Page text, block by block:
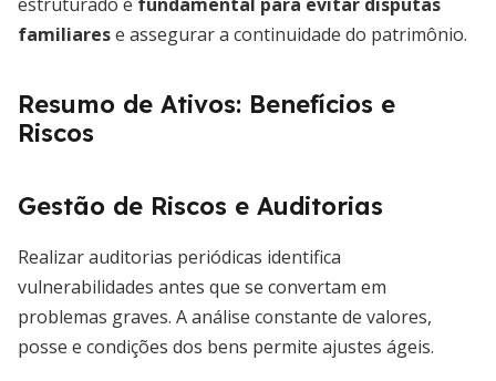
familiarese assegurar a continuidade do patrimônio.
Resumo de Ativos: Benefícios e
Riscos
Gestão de Riscos e Auditorias
Realizar auditorias periódicas identifica
vulnerabilidades antes que se convertam em
problemas graves. A análise constante de valores,
posse e condições dos bens permite ajustes ágeis.